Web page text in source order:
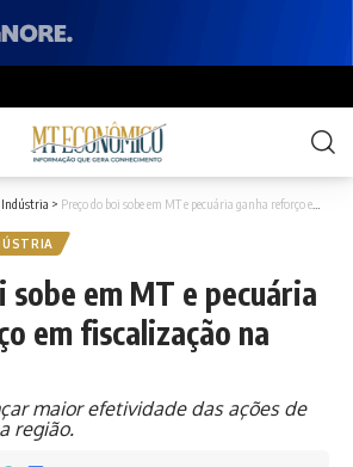
Indústria > Preço do boi sobe em MT e pecuária ganha reforço em fiscalização na fronteira
sobe em MT e pecuária
em fiscalização na
maior efetividade das ações de
região.